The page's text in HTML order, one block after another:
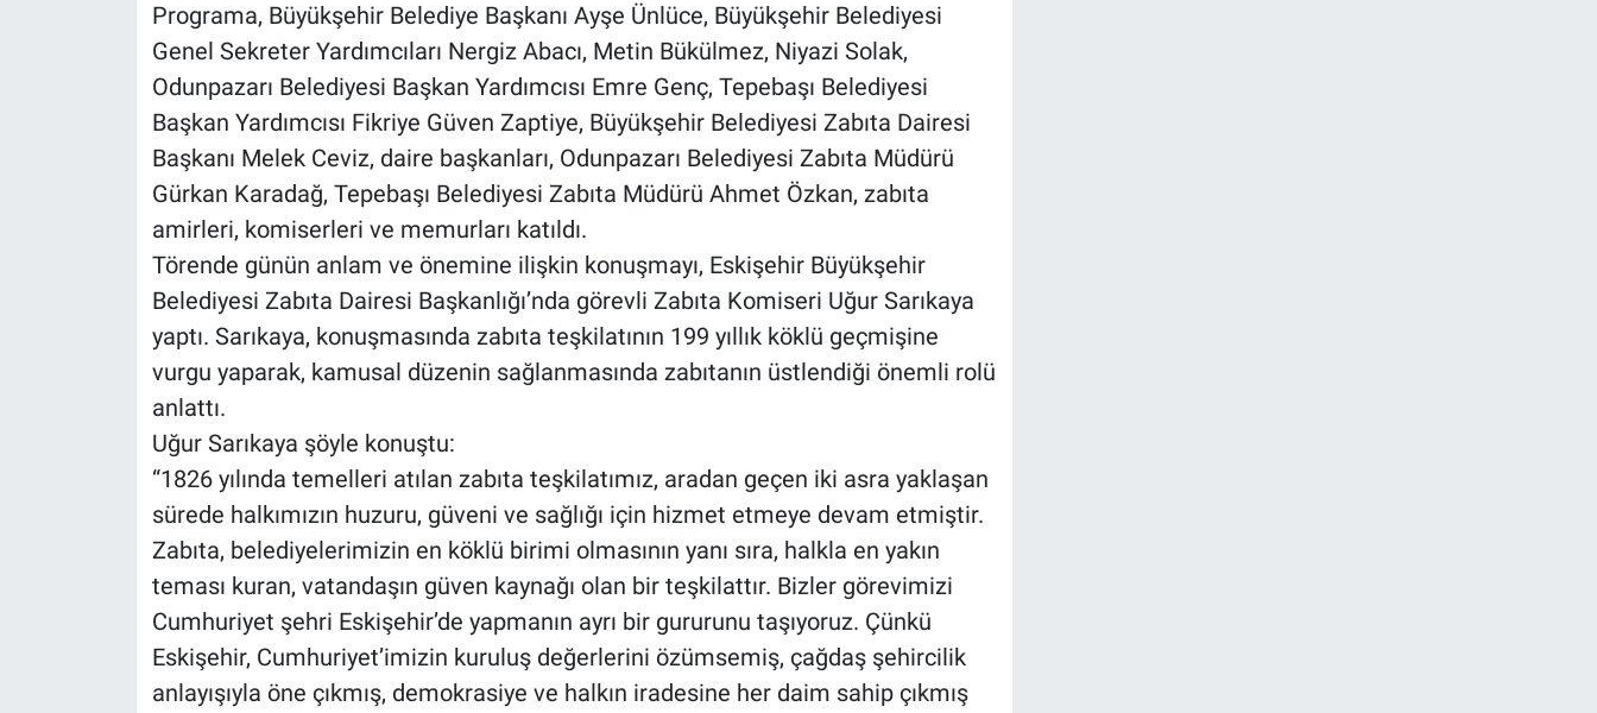
Programa, Büyükşehir Belediye Başkanı Ayşe Ünlüce, Büyükşehir Belediyesi
Genel Sekreter Yardımcıları Nergiz Abacı, Metin Bükülmez, Niyazi Solak,
Odunpazarı Belediyesi Başkan Yardımcısı Emre Genç, Tepebaşı Belediyesi
Başkan Yardımcısı Fikriye Güven Zaptiye, Büyükşehir Belediyesi Zabıta Dairesi
Başkanı Melek Ceviz, daire başkanları, Odunpazarı Belediyesi Zabıta Müdürü
Gürkan Karadağ, Tepebaşı Belediyesi Zabıta Müdürü Ahmet Özkan, zabıta
amirleri, komiserleri ve memurları katıldı.
Törende günün anlam ve önemine ilişkin konuşmayı, Eskişehir Büyükşehir
Belediyesi Zabıta Dairesi Başkanlığı’nda görevli Zabıta Komiseri Uğur Sarıkaya
yaptı. Sarıkaya, konuşmasında zabıta teşkilatının 199 yıllık köklü geçmişine
vurgu yaparak, kamusal düzenin sağlanmasında zabıtanın üstlendiği önemli rolü
anlattı.
Uğur Sarıkaya şöyle konuştu:
“1826 yılında temelleri atılan zabıta teşkilatımız, aradan geçen iki asra yaklaşan
sürede halkımızın huzuru, güveni ve sağlığı için hizmet etmeye devam etmiştir.
Zabıta, belediyelerimizin en köklü birimi olmasının yanı sıra, halkla en yakın
teması kuran, vatandaşın güven kaynağı olan bir teşkilattır. Bizler görevimizi
Cumhuriyet şehri Eskişehir’de yapmanın ayrı bir gururunu taşıyoruz. Çünkü
Eskişehir, Cumhuriyet’imizin kuruluş değerlerini özümsemiş, çağdaş şehircilik
anlayışıyla öne çıkmış, demokrasiye ve halkın iradesine her daim sahip çıkmış